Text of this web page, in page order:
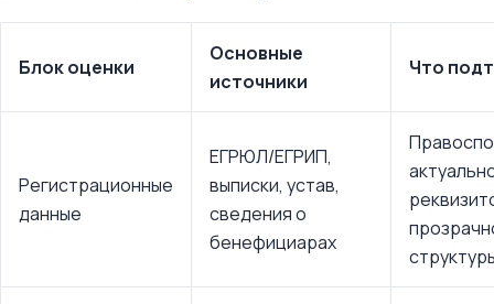
Блок оценки
Основные
источники
Что
Регистрационные
данные
ЕГРЮЛ/ЕГРИП,
выписки, устав,
сведения о
бенефициарах